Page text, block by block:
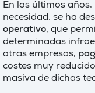
En los últimos
necesidad, se ha
operativo, que
determinadas
otras empresas,
costes muy
masiva de dichas